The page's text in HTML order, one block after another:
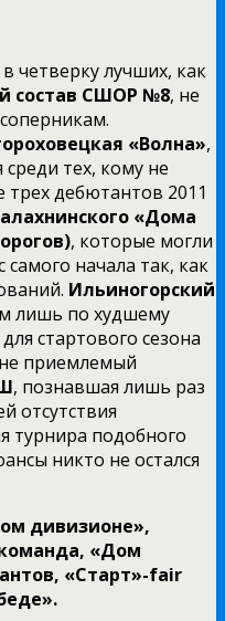
четверку лучших, как
состав СШОР №8, не
«Волна»,
тех, кому не
трех дебютантов 2011
«Дома
, которые могли
начала так, как
Ильиногорский
лишь по худшему
стартового сезона
приемлемый
, познавшая лишь раз
отсутствия
турнира подобного
никто не остался
дивизионе»,
«Дом
«Старт»-fair